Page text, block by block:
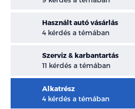
Használt autó vásárlás
4 kérdés a témában
Szerviz & karbantartás
11 kérdés a témában
Alkatrész
4 kérdés a témában